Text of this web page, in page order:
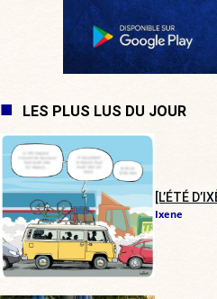
LES PLUS LUS DU JOUR
[L’ÉTÉ
Ixene